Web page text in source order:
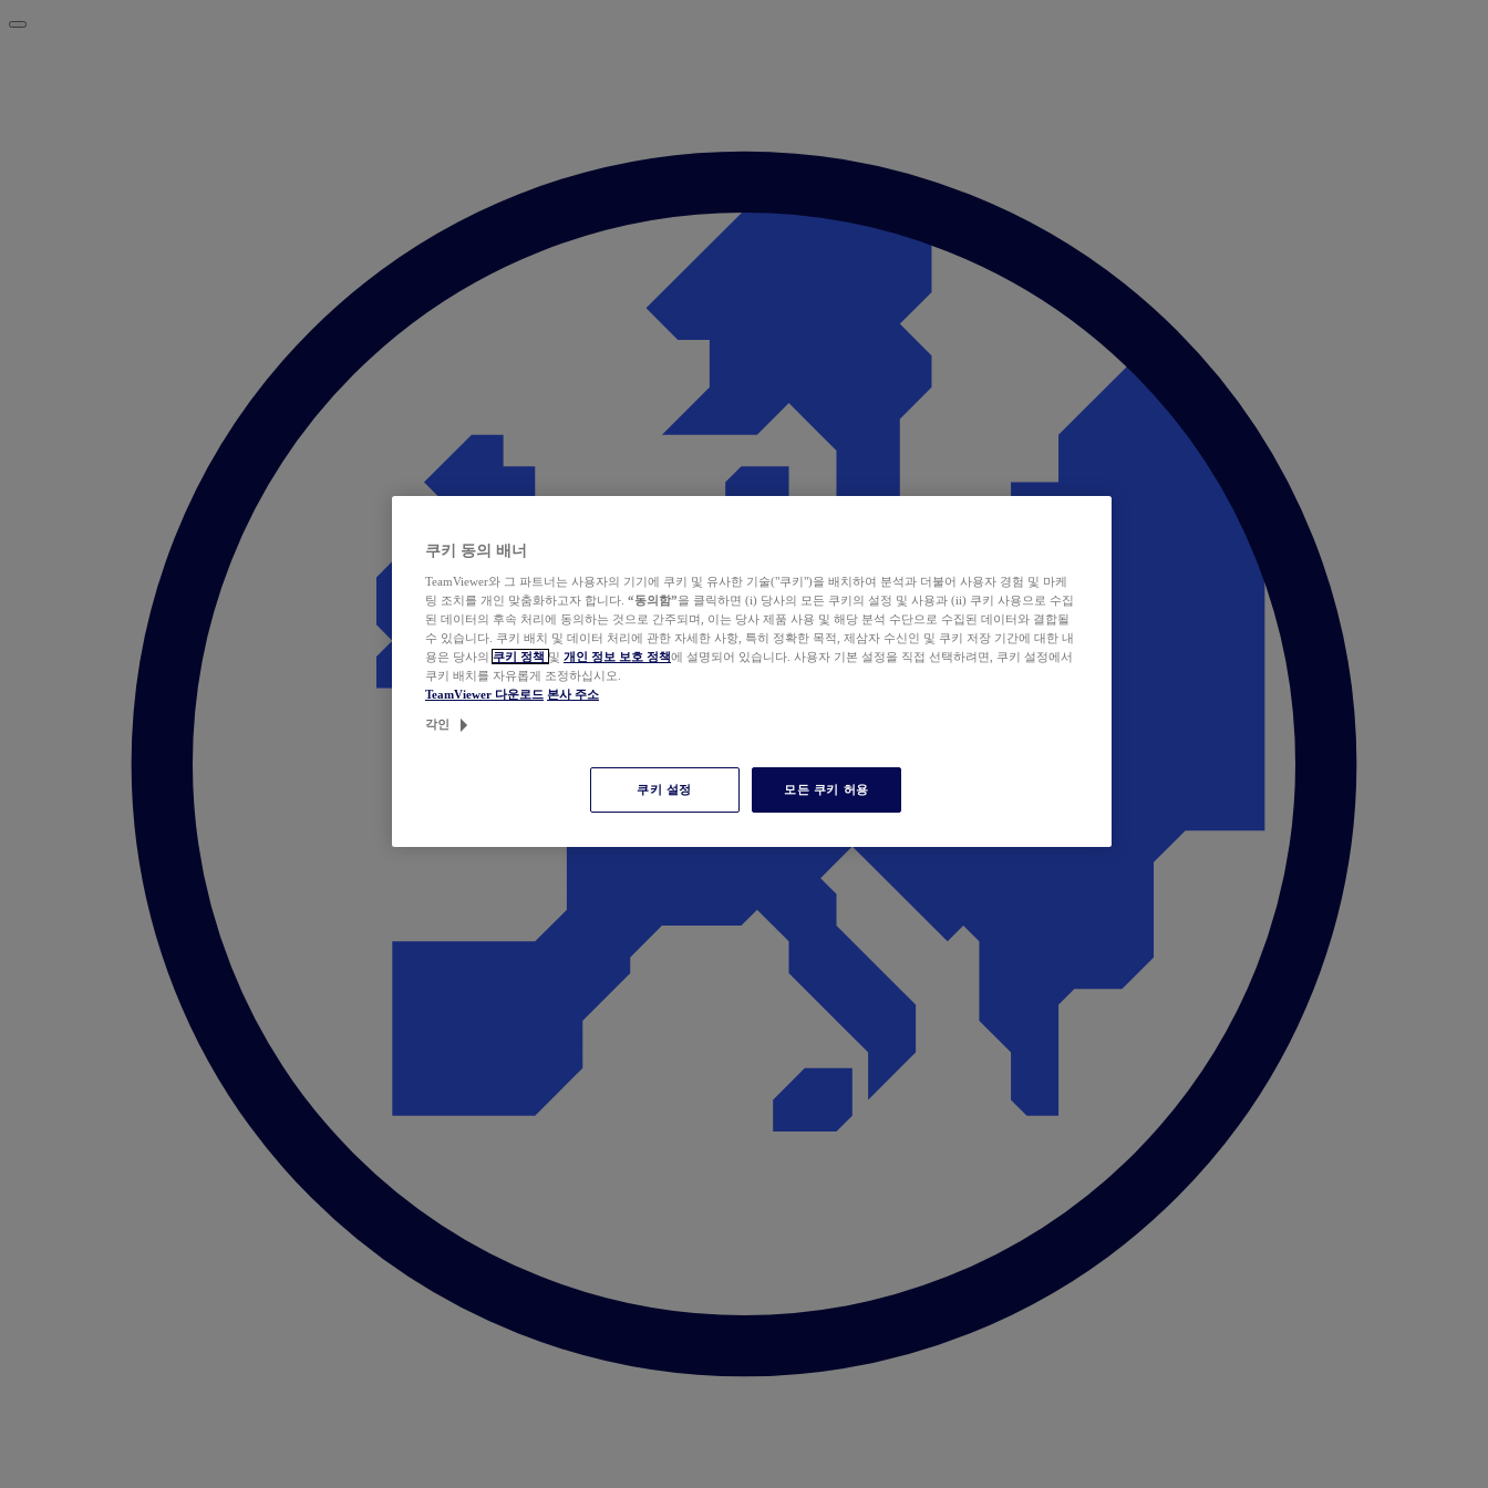
쿠키 동의 배너
TeamViewer와 그 파트너는 사용자의 기기에 쿠키 및 유사한 기술("쿠키")을 배치하여 분석과 더불어 사용자 경험 및 마케
팅 조치를 개인 맞춤화하고자 합니다. “동의함”을 클릭하면 (i) 당사의 모든 쿠키의 설정 및 사용과 (ii) 쿠키 사용으로 수집
된 데이터의 후속 처리에 동의하는 것으로 간주되며, 이는 당사 제품 사용 및 해당 분석 수단으로 수집된 데이터와 결합될
수 있습니다. 쿠키 배치 및 데이터 처리에 관한 자세한 사항, 특히 정확한 목적, 제삼자 수신인 및 쿠키 저장 기간에 대한 내
용은 당사의 쿠키 정책 및 개인 정보 보호 정책에 설명되어 있습니다. 사용자 기본 설정을 직접 선택하려면, 쿠키 설정에서
쿠키 배치를 자유롭게 조정하십시오.
TeamViewer 다운로드 본사 주소
각인
쿠키 설정 모든 쿠키 허용